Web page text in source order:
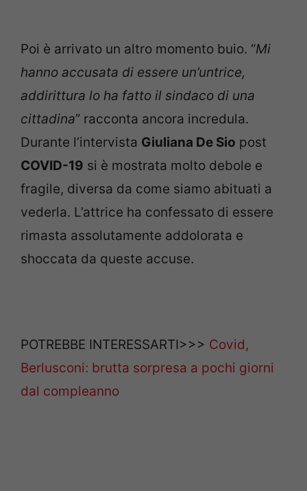
Poi è arrivato un altro momento buio. “Mi
hanno accusata di essere un’untrice,
addirittura lo ha fatto il sindaco di una
cittadina” racconta ancora incredula.
Durante l’intervista Giuliana De Sio post
COVID-19 si è mostrata molto debole e
fragile, diversa da come siamo abituati a
vederla. L’attrice ha confessato di essere
rimasta assolutamente addolorata e
shoccata da queste accuse.
POTREBBE INTERESSARTI>>> Covid,
Berlusconi: brutta sorpresa a pochi giorni
dal compleanno